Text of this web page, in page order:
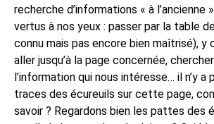
recherche d’informations « à l’ancienne
vertus à nos yeux : passer par la table
connu mais pas encore bien maîtrisé), y
aller jusqu’à la page concernée,
l’information qui nous intéresse… il n’y a
traces des écureuils sur cette page,
savoir ? Regardons bien les pattes des